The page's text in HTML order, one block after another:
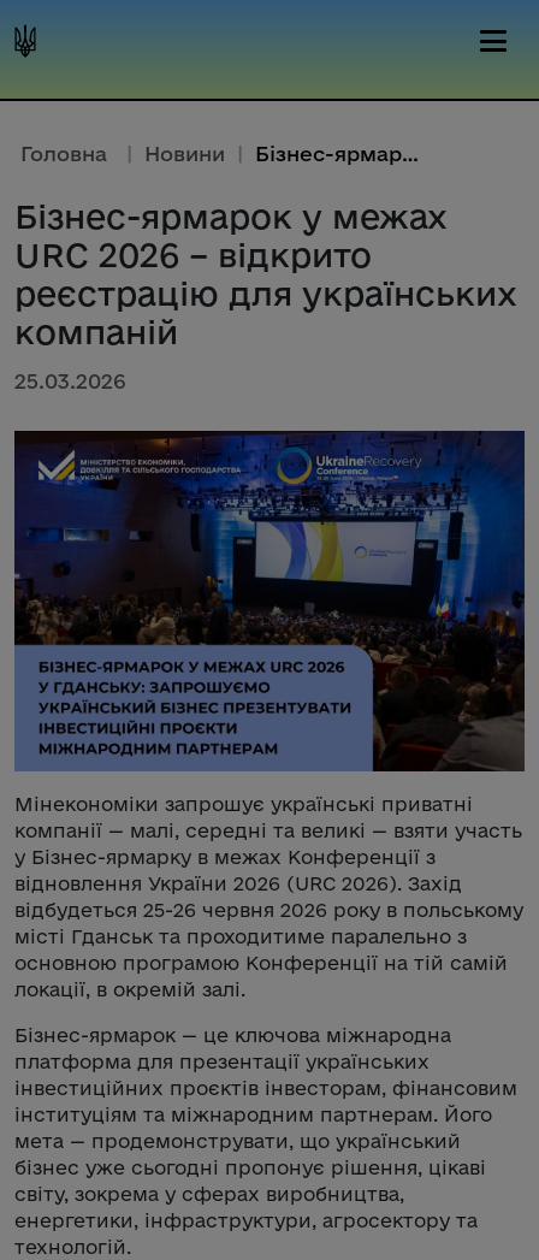
Головна | Новини | Бізнес-ярмарок у межах URC 202...
Бізнес-ярмарок у межах
URC 2026 – відкрито
реєстрацію для українських
компаній
25.03.2026
Мінекономіки запрошує українські приватні
компанії — малі, середні та великі — взяти участь
у Бізнес-ярмарку в межах Конференції з
відновлення України 2026 (URC 2026). Захід
відбудеться 25-26 червня 2026 року в польському
місті Гданськ та проходитиме паралельно з
основною програмою Конференції на тій самій
локації, в окремій залі.
Бізнес-ярмарок — це ключова міжнародна
платформа для презентації українських
інвестиційних проєктів інвесторам, фінансовим
інституціям та міжнародним партнерам. Його
мета — продемонструвати, що український
бізнес уже сьогодні пропонує рішення, цікаві
світу, зокрема у сферах виробництва,
енергетики, інфраструктури, агросектору та
технологій.